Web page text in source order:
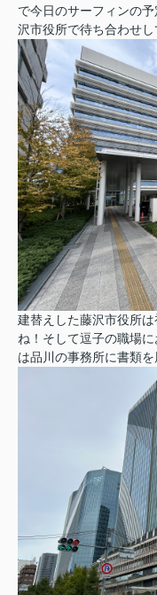
で今日のサーフィンの予
沢市役所で待ち合わせし
建替えした藤沢市役所
ね！そして逗子の職場
は品川の事務所に書類を